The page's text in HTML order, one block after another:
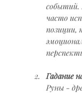
событий.
часто
позиции,
Гадание
Руны -